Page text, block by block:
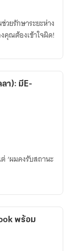
วยรักษาระยะห่าง
คุณต้องเข้าใจผิด!
า): มีE-
‘ผมคงรับสถานะ
พร้อม